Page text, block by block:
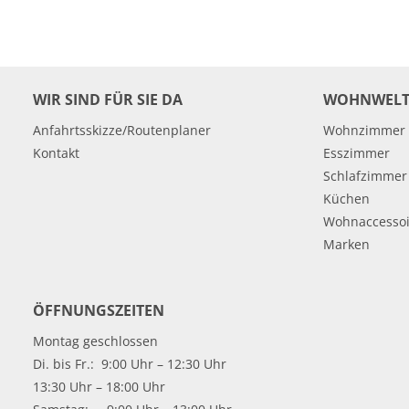
WIR SIND FÜR SIE DA
Anfahrtsskizze/Routenplaner
Kontakt
Wohnzimmer
Esszimmer
Schlafzimmer
Küchen
Marken
ÖFFNUNGSZEITEN
Montag geschlossen
Di. bis Fr.: 9:00 Uhr – 12:30 Uhr
13:30 Uhr – 18:00 Uhr